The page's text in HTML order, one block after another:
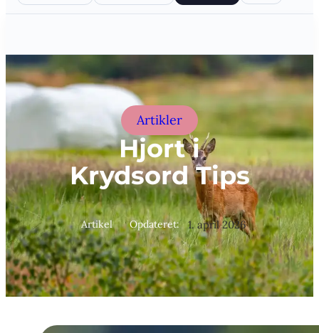
Artikler
Hjort i
Krydsord Tips
Artikel Opdateret: 1. april 2026